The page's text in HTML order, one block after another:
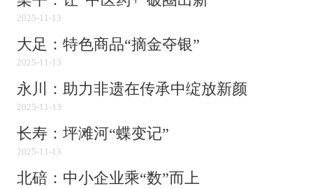
2025-11-13
大足：特色商品“摘金夺银”
2025-11-13
永川：助力非遗在传承中绽放新颜
2025-11-13
长寿：坪滩河“蝶变记”
2025-11-13
北碚：中小企业乘“数”而上